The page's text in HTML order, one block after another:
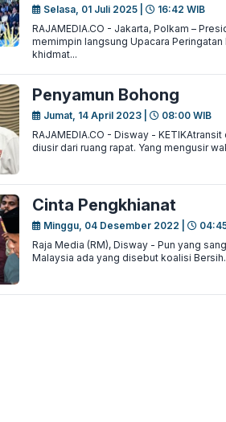
Selasa, 01 Juli 2025 |
16:42 WIB
RAJAMEDIA.CO - Jakarta, Polkam –
memimpin langsung Upacara
khidmat...
Penyamun Bohong
Jumat, 14 April 2023 |
08:00 WIB
RAJAMEDIA.CO - Disway -
diusir dari ruang rapat. Yang mengusir
Cinta Pengkhianat
Minggu, 04 Desember 2022 |
Raja Media (RM), Disway - Pun yang
Malaysia ada yang disebut koalisi